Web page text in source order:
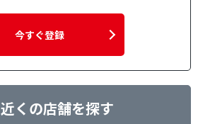
今すぐ登録
近くの店舗を探す